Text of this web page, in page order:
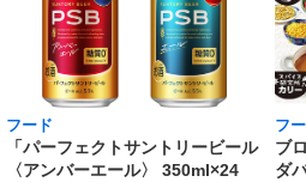
フード
「パーフェクトサントリービール
〈アンバーエール〉 350ml×24
フ
ブ
ダ